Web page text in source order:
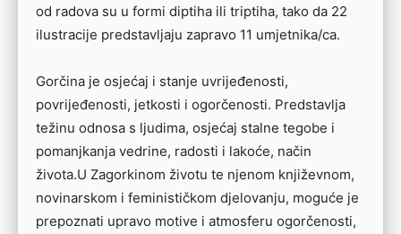
od radova su u formi diptiha ili triptiha, tako da 22
ilustracije predstavljaju zapravo 11 umjetnika/ca.
Gorčina je osjećaj i stanje uvrijeđenosti,
povrijeđenosti, jetkosti i ogorčenosti. Predstavlja
težinu odnosa s ljudima, osjećaj stalne tegobe i
pomanjkanja vedrine, radosti i lakoće, način
života.U Zagorkinom životu te njenom književnom,
novinarskom i feminističkom djelovanju, moguće je
prepoznati upravo motive i atmosferu ogorčenosti,